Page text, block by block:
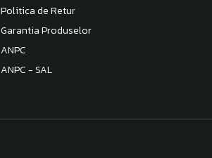
Politica de Retur
Garantia Produselor
ANPC
ANPC - SAL